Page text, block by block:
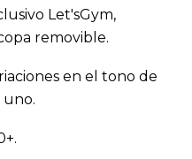
Let'sGym,
removible.
en el tono de
uno.